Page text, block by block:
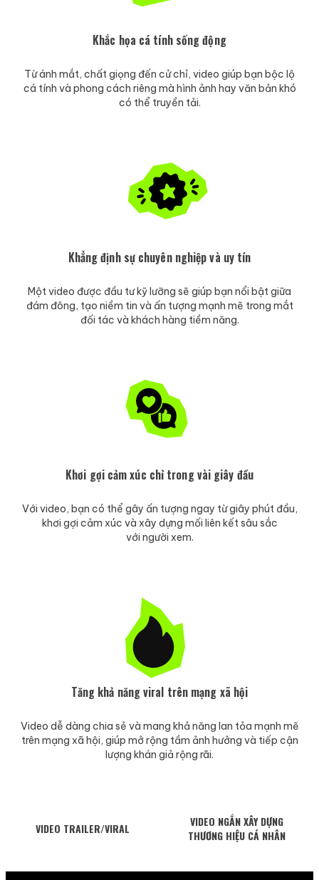
Khắc họa cá tính sống động
Từ ánh mắt, chất giọng đến cử chỉ, video giúp bạn bộc lộ
cá tính và phong cách riêng mà hình ảnh hay văn bản khó
có thể truyền tải.
Khẳng định sự chuyên nghiệp và uy tín
Một video được đầu tư kỹ lưỡng sẽ giúp bạn nổi bật giữa
đám đông, tạo niềm tin và ấn tượng mạnh mẽ trong mắt
đối tác và khách hàng tiềm năng.
Khơi gợi cảm xúc chỉ trong vài giây đầu
Với video, bạn có thể gây ấn tượng ngay từ giây phút đầu,
khơi gợi cảm xúc và xây dựng mối liên kết sâu sắc
với người xem.
Tăng khả năng viral trên mạng xã hội
Video dễ dàng chia sẻ và mang khả năng lan tỏa mạnh mẽ
trên mạng xã hội, giúp mở rộng tầm ảnh hưởng và tiếp cận
lượng khán giả rộng rãi.
VIDEO TRAILER/VIRAL
VIDEO NGẮN XÂY DỰNG
THƯƠNG HIỆU CÁ NHÂN